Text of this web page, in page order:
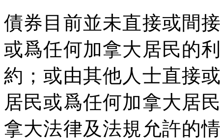
債券目前並未直接或間
或爲任何加拿大居民的
約；或由其他人士直接
居民或爲任何加拿大居
拿大法律及法規允許的